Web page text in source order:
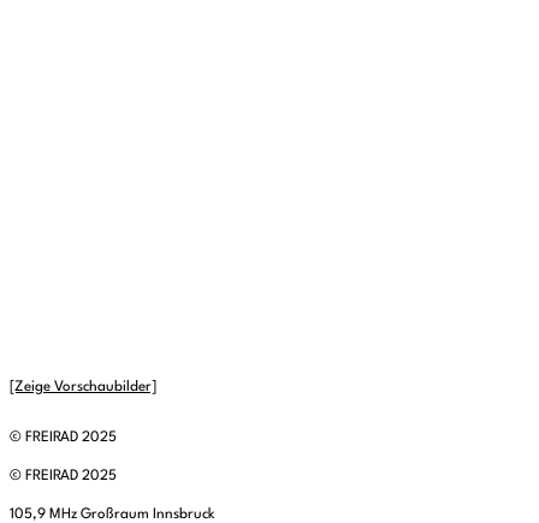
[Zeige Vorschaubilder]
© FREIRAD 2025
© FREIRAD 2025
105,9 MHz Großraum Innsbruck